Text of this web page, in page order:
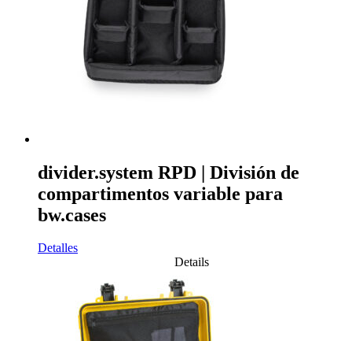
divider.system RPD | División de
compartimentos variable para
bw.cases
Detalles
Details